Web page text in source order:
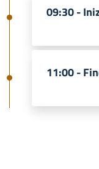
09:30 -
11:00 -